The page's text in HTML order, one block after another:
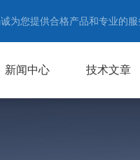
为您提供合格产品和专业的服
新闻中心 技术文章